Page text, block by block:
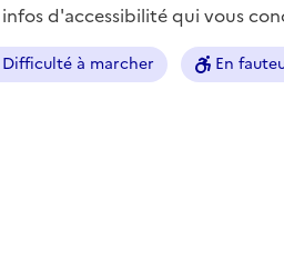
d'accessibilité qui vous
Difficulté à marcher En